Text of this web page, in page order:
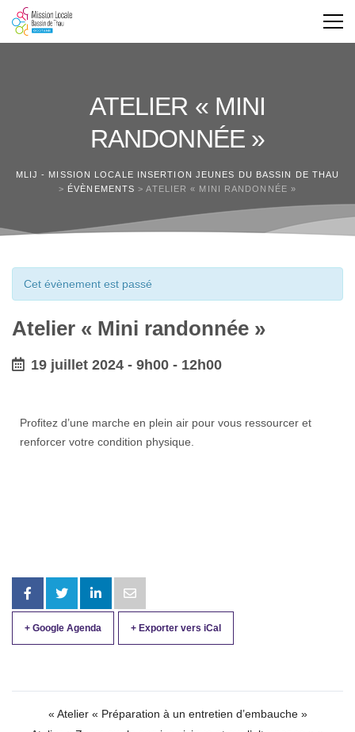
ATELIER « MINI
RANDONNÉE »
MLIJ - MISSION LOCALE INSERTION JEUNES DU BASSIN DE THAU
> ÉVÈNEMENTS >ATELIER « MINI RANDONNÉE »
Cet évènement est passé
Atelier « Mini randonnée »
19 juillet 2024 - 9h00 - 12h00
Profitez d’une marche en plein air pour vous ressourcer et
renforcer votre condition physique.
+ Google Agenda + Exporter vers iCal
« Atelier « Préparation à un entretien d’embauche »